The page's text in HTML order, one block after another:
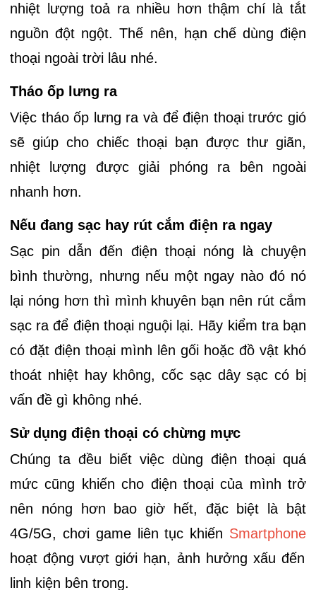
nhiệt lượng toả ra nhiều hơn thậm chí là tắt
nguồn đột ngột. Thế nên, hạn chế dùng điện
thoại ngoài trời lâu nhé.
Tháo ốp lưng ra
Việc tháo ốp lưng ra và để điện thoại trước gió
sẽ giúp cho chiếc thoại bạn được thư giãn,
nhiệt lượng được giải phóng ra bên ngoài
nhanh hơn.
Nếu đang sạc hay rút cắm điện ra ngay
Sạc pin dẫn đến điện thoại nóng là chuyện
bình thường, nhưng nếu một ngay nào đó nó
lại nóng hơn thì mình khuyên bạn nên rút cắm
sạc ra để điện thoại nguội lại. Hãy kiểm tra bạn
có đặt điện thoại mình lên gối hoặc đồ vật khó
thoát nhiệt hay không, cốc sạc dây sạc có bị
vấn đề gì không nhé.
Sử dụng điện thoại có chừng mực
Chúng ta đều biết việc dùng điện thoại quá
mức cũng khiến cho điện thoại của mình trở
nên nóng hơn bao giờ hết, đặc biệt là bật
4G/5G, chơi game liên tục khiến Smartphone
hoạt động vượt giới hạn, ảnh hưởng xấu đến
linh kiện bên trong.